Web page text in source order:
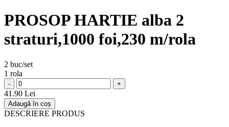
PROSOP HARTIE alba 2
straturi,1000 foi,230 m/rola
2 buc/set
1 rola
- +
41.90 Lei
Adaugă în coș
DESCRIERE PRODUS